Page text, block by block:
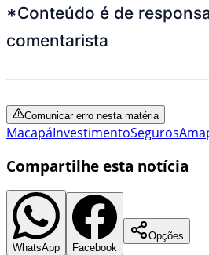
*Conteúdo é de
comentarista
Comunicar erro nesta matéria
MacapáInvestimentoSeguros
Compartilhe esta notícia
WhatsApp Facebook
Opções